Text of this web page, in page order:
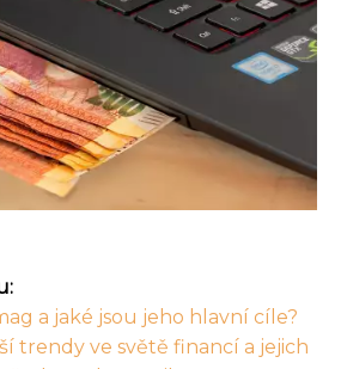
a jaké jsou jeho hlavní cíle?
trendy ve světě financí a jejich